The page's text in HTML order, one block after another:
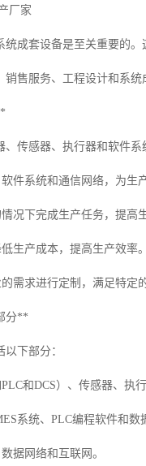
厂家
成套设备是至关重要的
售服务、工程设计和系
传感器、执行器和软件
件系统和通信网络，为生
况下完成生产任务，提高
生产成本，提高生产效率。
需求进行定制，满足特定
分**
下部分：
和DCS）、传感器、执行
系统、PLC编程软件和数
据网络和互联网。